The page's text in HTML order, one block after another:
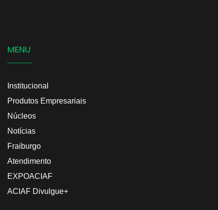
MENU
Institucional
Produtos Empresariais
Núcleos
Notícias
Fraiburgo
Atendimento
EXPOACIAF
ACIAF Divulgue+